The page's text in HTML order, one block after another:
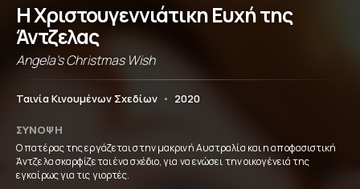
Η Χριστουγεννιάτικη Ευχή της
Άντζελας
Angela's Christmas Wish
Ταινία Κινουμένων Σχεδίων • 2020
ΣΎΝΟΨΗ
Ο πατέρας της εργάζεται στην μακρινή Αυστραλία και η αποφασιστική
Άντζελα σκαρφίζεται ένα σχέδιο, για να ενώσει την οικογένειά της
εγκαίρως για τις γιορτές.